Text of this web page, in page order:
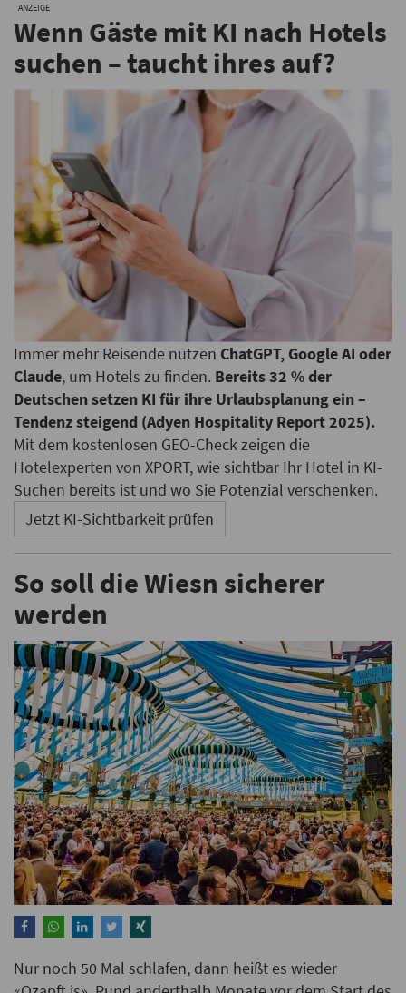
ANZEIGE
Wenn Gäste mit KI nach Hotels
suchen – taucht ihres auf?
Immer mehr Reisende nutzen ChatGPT, Google AI oder
Claude, um Hotels zu finden. Bereits 32 % der
Deutschen setzen KI für ihre Urlaubsplanung ein –
Tendenz steigend (Adyen Hospitality Report 2025).
Mit dem kostenlosen GEO-Check zeigen die
Hotelexperten von XPORT, wie sichtbar Ihr Hotel in KI-
Suchen bereits ist und wo Sie Potenzial verschenken.
Jetzt KI-Sichtbarkeit prüfen
So soll die Wiesn sicherer
werden
Nur noch 50 Mal schlafen, dann heißt es wieder